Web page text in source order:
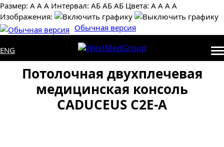
Размер: А А А Интервал: AБ АБ AБ Цвета: А А А А
Изображения:
Обычная версия
ENG
Потолочная двухплечевая
медицинская консоль
CADUCEUS C2E-A